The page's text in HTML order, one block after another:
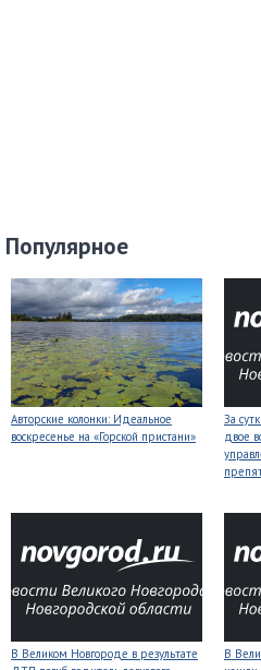
Популярное
Авторские колонки: Идеальное
воскресенье на «Горской пристани»
За
двое
В Великом Новгороде в результате
В